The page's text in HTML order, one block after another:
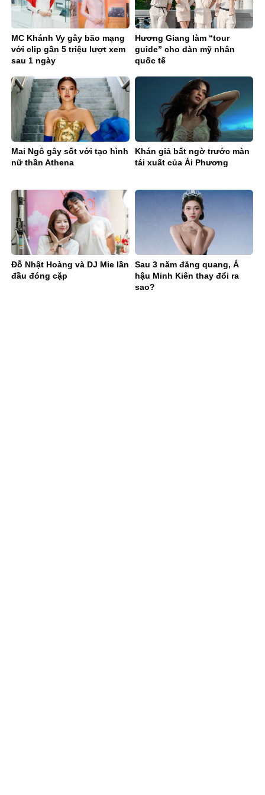
MC Khánh Vy gây bão mạng
với clip gần 5 triệu lượt xem
sau 1 ngày
Hương Giang làm “tour
guide” cho dàn mỹ nhân
quốc tế
Mai Ngô gây sốt với tạo hình
nữ thần Athena
Khán giả bất ngờ trước màn
tái xuất của Ái Phương
Đỗ Nhật Hoàng và DJ Mie lần
đầu đóng cặp
Sau 3 năm đăng quang, Á
hậu Minh Kiên thay đổi ra
sao?